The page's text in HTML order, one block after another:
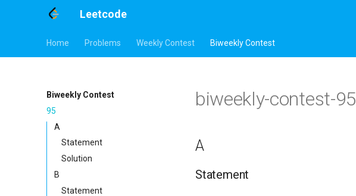
Leetcode
Home Problems Weekly Contest Biweekly Contest
Biweekly Contest
95
A
Statement
Solution
B
Statement
biweekly-contest-95
A
Statement